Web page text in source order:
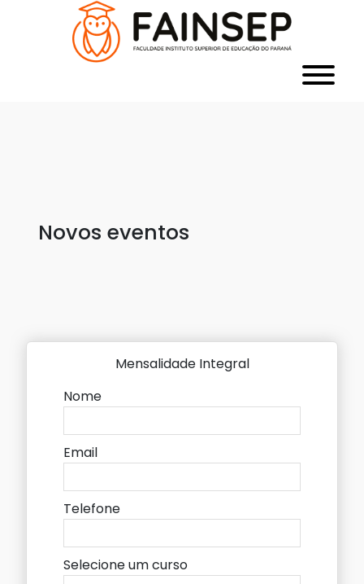
Novos eventos
Mensalidade Integral
Nome
Email
Telefone
Selecione um curso